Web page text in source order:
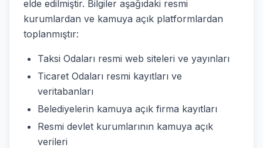
elde edilmiştir. Bilgiler aşağıdaki resmi
kurumlardan ve kamuya açık platformlardan
toplanmıştır:
Taksi Odaları resmi web siteleri ve yayınları
Ticaret Odaları resmi kayıtları ve
veritabanları
Belediyelerin kamuya açık firma kayıtları
Resmi devlet kurumlarının kamuya açık
verileri